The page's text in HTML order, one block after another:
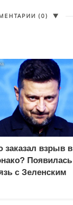
(0) ▼
заказал взрыв в
Появилась
с Зеленским